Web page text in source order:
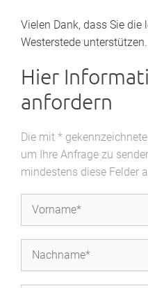
Vielen Dank, dass Sie die
Westerstede unterstützen.
Hier
anfordern
Die mit *
um Ihre Anfrage zu
mindestens diese Felder